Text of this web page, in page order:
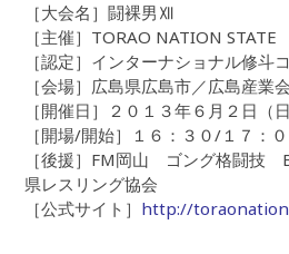
［大会名］闘裸男Ⅻ
［主催］TORAO NATION STATE
［認定］インターナショナル修斗
［会場］広島県広島市／広島産業
［開催日］２０１３年６月２日（日
［開場/開始］１６：３０/１７：０
［後援］FM岡山 ゴング格闘
県レスリング協会
［公式サイト］ http://